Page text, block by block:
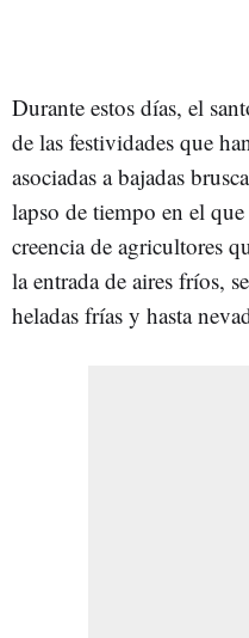
Durante estos días, el
de las festividades que
asociadas a bajadas
lapso de tiempo en el
creencia de agricultores
la entrada de aires fríos,
heladas frías y hasta